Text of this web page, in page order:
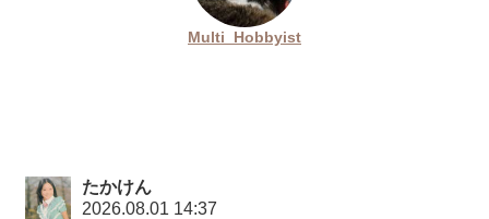
Multi_Hobbyist
たかけん
2026.08.01 14:37